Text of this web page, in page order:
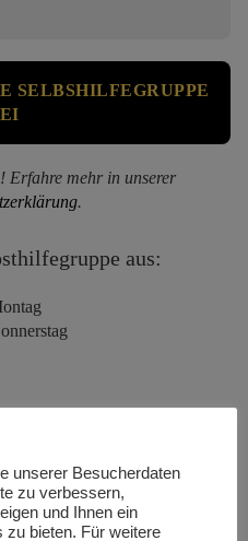
Erfahre mehr in unserer
.
aus:
unserer Besucherdaten
zu verbessern,
und Ihnen ein
zu bieten. Für weitere